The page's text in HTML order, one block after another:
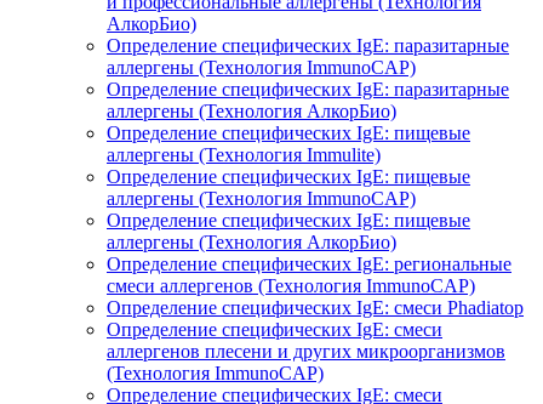
АлкорБио)
Определение специфических IgE: паразитарные
аллергены (Технология ImmunoCAP)
Определение специфических IgE: паразитарные
аллергены (Технология АлкорБио)
Определение специфических IgE: пищевые
аллергены (Технология Immulite)
Определение специфических IgE: пищевые
аллергены (Технология ImmunoCAP)
Определение специфических IgE: пищевые
аллергены (Технология АлкорБио)
Определение специфических IgE: региональные
смеси аллергенов (Технология ImmunoCAP)
Определение специфических IgE: смеси Phadiatop
Определение специфических IgE: смеси
аллергенов плесени и других микроорганизмов
(Технология ImmunoCAP)
Определение специфических IgE: смеси